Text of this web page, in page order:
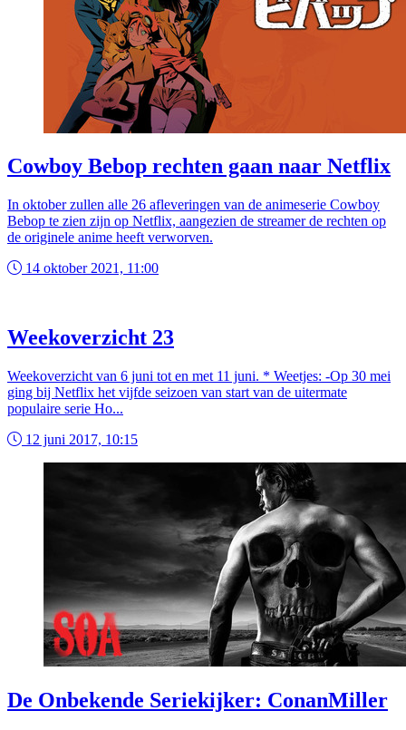
Cowboy Bebop rechten gaan naar Netflix
In oktober zullen alle 26 afleveringen van de animeserie Cowboy
Bebop te zien zijn op Netflix, aangezien de streamer de rechten op
de originele anime heeft verworven.
14 oktober 2021, 11:00
Weekoverzicht 23
Weekoverzicht van 6 juni tot en met 11 juni. * Weetjes: -Op 30 mei
ging bij Netflix het vijfde seizoen van start van de uitermate
populaire serie Ho...
12 juni 2017, 10:15
De Onbekende Seriekijker: ConanMiller